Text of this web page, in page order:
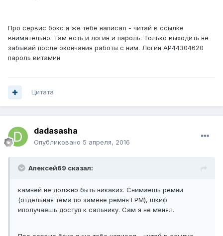
Про сервис бокс я же тебе написал - читай в ссылке
внимательно. Там есть и логин и пароль. Только выходить не
забывай после окончания работы с ним. Логин AP44304620
пароль витамин
Цитата
dadasasha
Опубликовано 5 апреля, 2016
Алексей69 сказал:
камней не должно быть никаких. Снимаешь ремни
(отдельная тема по замене ремня ГРМ), шкиф
иполучаешь доступ к сальнику. Сам я не менял.